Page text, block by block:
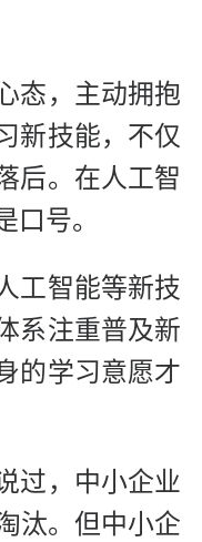
态，主动拥抱
新技能，不仅
后。在人工智
口号。
工智能等新技
系注重普及新
的学习意愿才
过，中小企业
汰。但中小企